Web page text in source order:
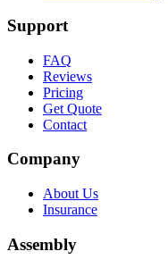
Support
FAQ
Reviews
Pricing
Get Quote
Contact
Company
About Us
Insurance
Assembly